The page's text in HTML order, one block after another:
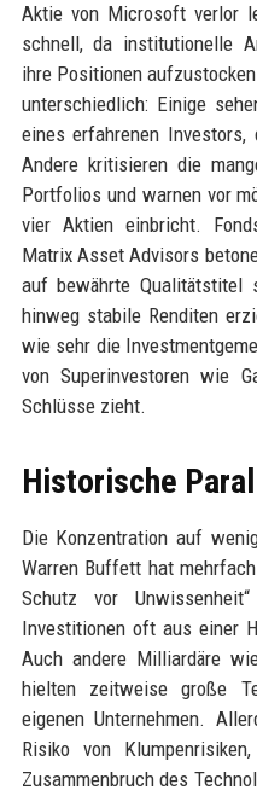
Aktie von Microsoft verlor
schnell, da institutionelle
ihre Positionen
unterschiedlich: Einige
eines erfahrenen
Andere kritisieren die
Portfolios und warnen vor
vier Aktien einbricht.
Matrix Asset Advisors
auf bewährte Qualitätstitel
hinweg stabile Renditen
wie sehr die
von Superinvestoren wie
Schlüsse zieht.
Historische
Die Konzentration auf
Warren Buffett hat
Schutz vor
Investitionen oft aus einer
Auch andere Milliardäre
hielten zeitweise große
eigenen Unternehmen.
Risiko von
Zusammenbruch des